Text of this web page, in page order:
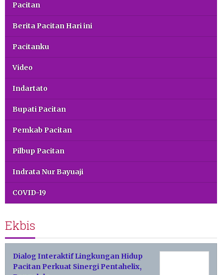
Pacitan
Berita Pacitan Hari ini
Pacitanku
Video
Indartato
Bupati Pacitan
Pemkab Pacitan
Pilbup Pacitan
Indrata Nur Bayuaji
COVID-19
Ekbis
Dialog Interaktif Lingkungan Hidup
Pacitan Perkuat Sinergi Pentahelix,